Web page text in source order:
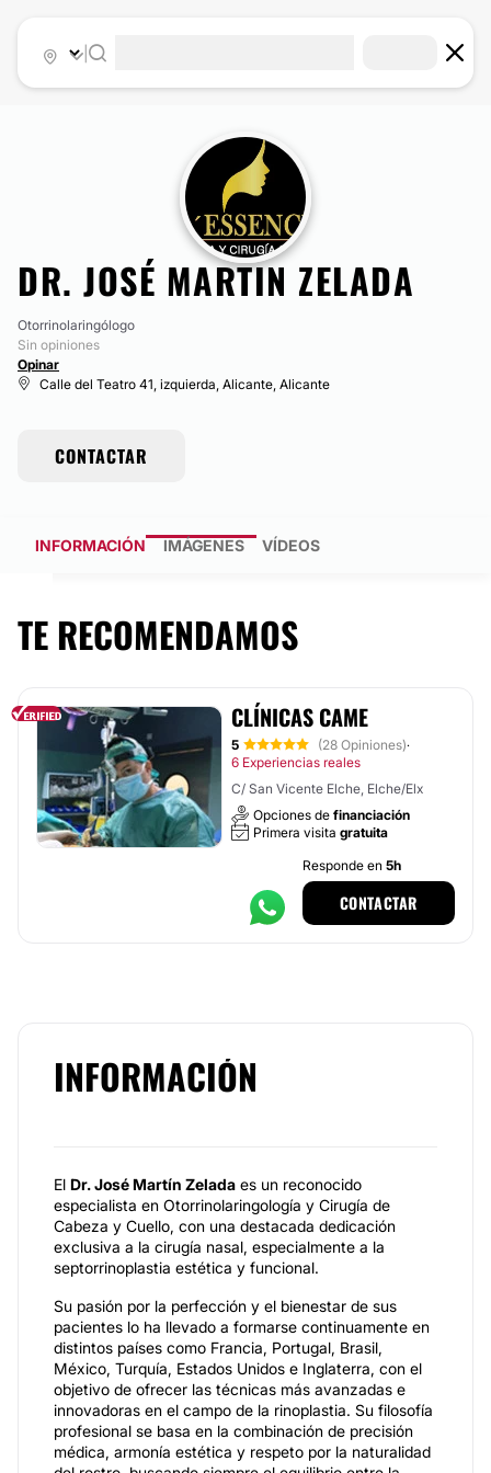
DR. JOSÉ MARTIN ZELADA
Otorrinolaringólogo
Sin opiniones
Opinar
Calle del Teatro 41, izquierda, Alicante, Alicante
CONTACTAR
INFORMACIÓN IMÁGENES VÍDEOS
TE RECOMENDAMOS
CLÍNICAS CAME
5 (28 Opiniones)·
6 Experiencias reales
C/ San Vicente Elche, Elche/Elx
Opciones de financiación
Primera visita gratuita
Responde en 5h
CONTACTAR
INFORMACIÓN
El Dr. José Martín Zelada es un reconocido
especialista en Otorrinolaringología y Cirugía de
Cabeza y Cuello, con una destacada dedicación
exclusiva a la cirugía nasal, especialmente a la
septorrinoplastia estética y funcional.
Su pasión por la perfección y el bienestar de sus
pacientes lo ha llevado a formarse continuamente en
distintos países como Francia, Portugal, Brasil,
México, Turquía, Estados Unidos e Inglaterra, con el
objetivo de ofrecer las técnicas más avanzadas e
innovadoras en el campo de la rinoplastia. Su filosofía
profesional se basa en la combinación de precisión
médica, armonía estética y respeto por la naturalidad